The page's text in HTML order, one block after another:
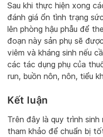
Sau khi thực hiện xong
đánh giá ổn tình trạng
lên phòng hậu phẫu để
đoạn này sản phụ sẽ
viêm và kháng sinh nếu
các tác dụng phụ của
run, buồn nôn, nôn, tiểu
Kết luận
Trên đây là quy trình
tham khảo để chuẩn bị